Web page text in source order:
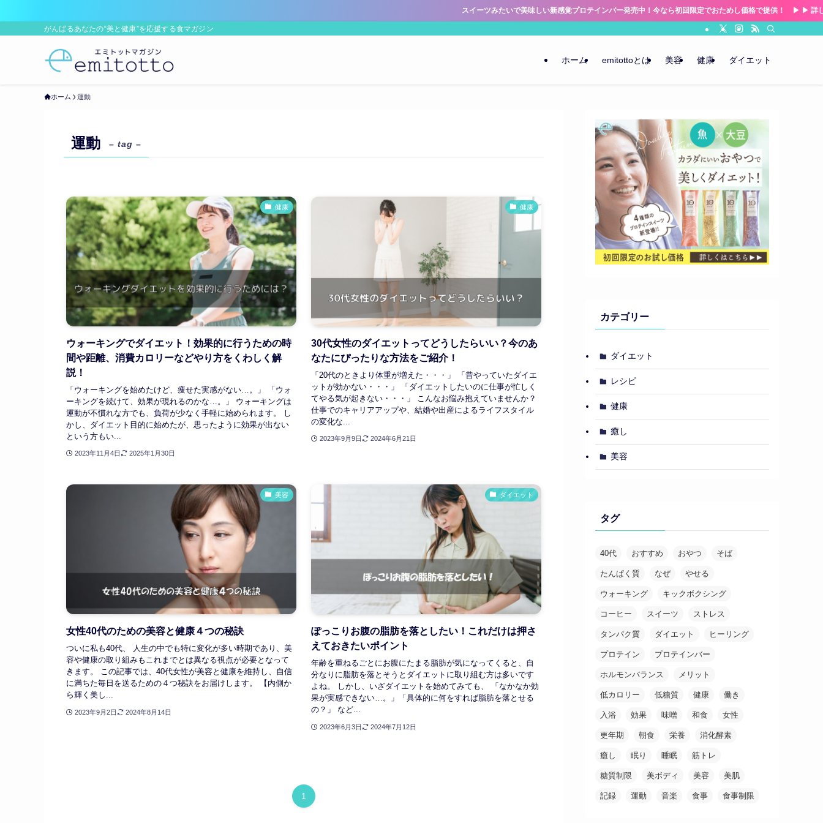
スイーツみたいで美味しい新感覚プロテインバー発売中！今なら初回限定でおためし価格で提供！ ▶ ▶ 詳しくはこち
がんばるあなたの“美と健康”を応援する食マガジン
ホーム emitottoとは 美容 健康 ダイエット
ホーム 運動
運動 – tag –
健康
ウォーキングでダイエット！効果的に行うための時
間や距離、消費カロリーなどやり方をくわしく解
説！
「ウォーキングを始めたけど、痩せた実感がない…。」 「ウォ
ーキングを続けて、効果が現れるのかな…。」 ウォーキングは
運動が不慣れな方でも、負荷が少なく手軽に始められます。 し
かし、ダイエット目的に始めたが、思ったように効果が出ない
という方もい...
2023年11月4日 2025年1月30日
健康
30代女性のダイエットってどうしたらいい？今のあ
なたにぴったりな方法をご紹介！
「20代のときより体重が増えた・・・」 「昔やっていたダイエ
ットが効かない・・・」 「ダイエットしたいのに仕事が忙しく
てやる気が起きない・・・」 こんなお悩み抱えていませんか？
仕事でのキャリアアップや、結婚や出産によるライフスタイル
の変化な...
2023年9月9日 2024年6月21日
美容
女性40代のための美容と健康４つの秘訣
ついに私も40代、 人生の中でも特に変化が多い時期であり、美
容や健康の取り組みもこれまでとは異なる視点が必要となって
きます。 この記事では、40代女性が美容と健康を維持し、自信
に満ちた毎日を送るための４つ秘訣をお届けします。 【内側か
ら輝く美し...
2023年9月2日 2024年8月14日
ダイエット
ぽっこりお腹の脂肪を落としたい！これだけは押さ
えておきたいポイント
年齢を重ねるごとにお腹にたまる脂肪が気になってくると、自
分なりに脂肪を落とそうとダイエットに取り組む方は多いです
よね。 しかし、いざダイエットを始めてみても、 「なかなか効
果が実感できない…。」「具体的に何をすれば脂肪を落とせる
の？」 など...
2023年6月3日 2024年7月12日
1
カテゴリー
ダイエット
レシピ
健康
癒し
美容
タグ
40代 おすすめ おやつ そば
たんぱく質 なぜ やせる
ウォーキング キックボクシング
コーヒー スイーツ ストレス
タンパク質 ダイエット ヒーリング
プロテイン プロテインバー
ホルモンバランス メリット
低カロリー 低糖質 健康 働き
入浴 効果 味噌 和食 女性
更年期 朝食 栄養 消化酵素
癒し 眠り 睡眠 筋トレ
糖質制限 美ボディ 美容 美肌
記録 運動 音楽 食事 食事制限